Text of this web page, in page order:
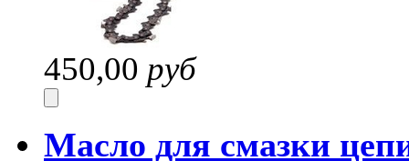
450,00 руб
Масло для смазки